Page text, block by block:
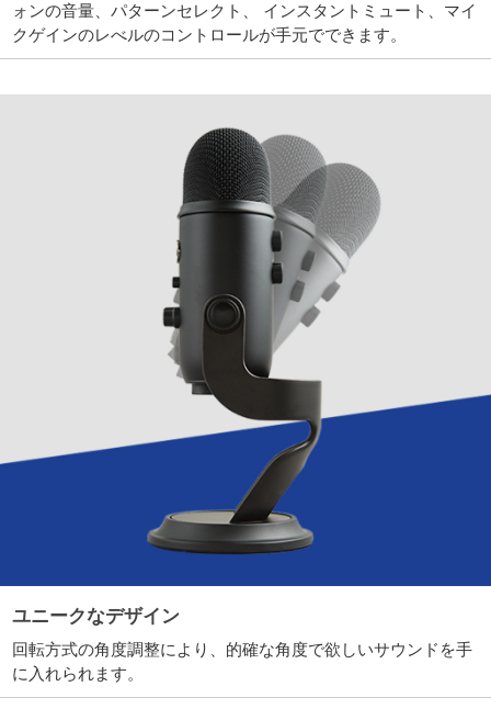
ォンの音量、パターンセレクト、 インスタントミュート、マイ
クゲインのレべルのコントロールが手元でできます。
ユニークなデザイン
回転方式の角度調整により、的確な角度で欲しいサウンドを手
に入れられます。